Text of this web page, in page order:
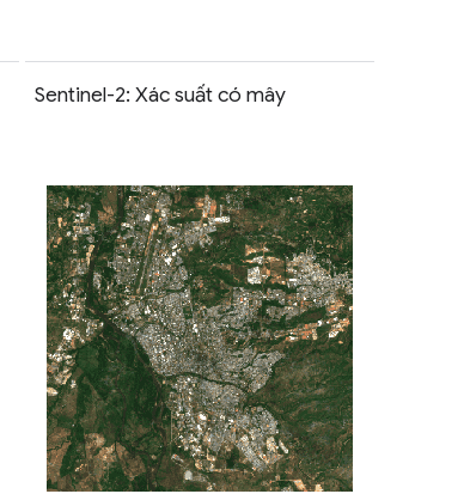
Sentinel-2: Xác suất có mây